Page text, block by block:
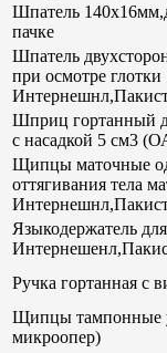
Шпатель
пачке
Шпатель
при осмотре
Шприц гортанный
с насадкой 5 см3
Щипцы маточные
оттягивания тела
Языкодержатель
Ручка гортанная с
Щипцы тампонные
микроопер)